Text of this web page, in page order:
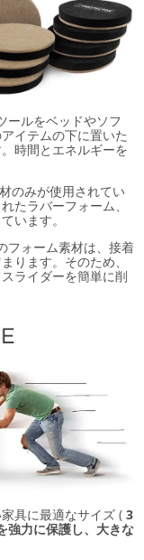
ールをベッドやソフ
イテムの下に置いた
時間とエネルギーを
のみが使用されてい
たラバーフォーム、
います。
フォーム素材は、接着
ります。そのため、
ライダーを簡単に削
具に最適なサイズ ( 3
強力に保護し、大きな